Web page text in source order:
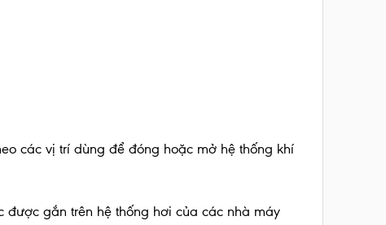
các vị trí dùng để đóng hoặc mở hệ thống khí
gắn trên hệ thống hơi của các nhà máy